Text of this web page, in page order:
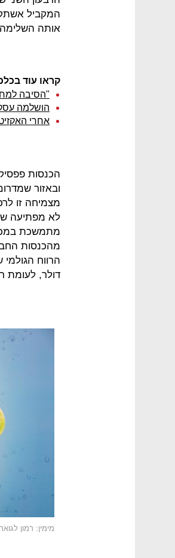
המקביל
אותה השלימה ענקית
קראו עוד
"הסיבה
הושלמה
אחרי האקזיט:
מצמיחה זו
לא מפתיעה
דולר, לעומת רווח גולמי של 8.8
מימין: רמון